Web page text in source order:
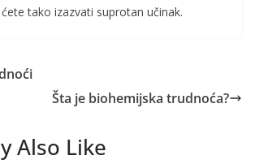
tako izazvati suprotan učinak.
Šta je biohemijska trudnoća?
Also Like